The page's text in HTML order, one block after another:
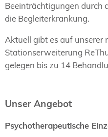
Beeinträchtigungen durch
die Begleiterkrankung.
Aktuell gibt es auf unserer
Stationserweiterung
gelegen bis zu 14
Unser Angebot
Psychotherapeutische